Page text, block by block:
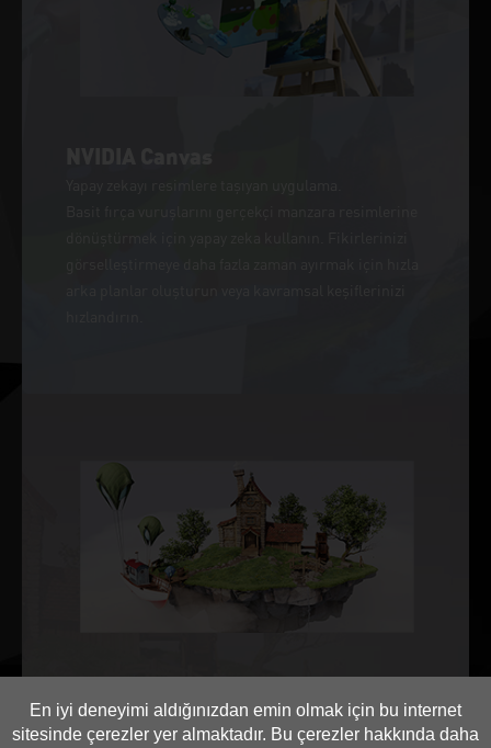
En iyi deneyimi aldığınızdan emin olmak için bu internet
sitesinde çerezler yer almaktadır. Bu çerezler hakkında daha
NVIDIA Omniverse
Yaratıcı dünyalarınızı bir olasılık evrenine bağlayın.
NVIDIA Omniverse™ içerik oluşturuculara yönelik NVIDI